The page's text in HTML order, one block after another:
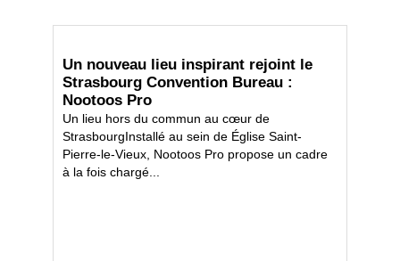
Un nouveau lieu inspirant rejoint le
Strasbourg Convention Bureau :
Nootoos Pro
Un lieu hors du commun au cœur de
StrasbourgInstallé au sein de Église Saint-
Pierre-le-Vieux, Nootoos Pro propose un cadre
à la fois chargé...